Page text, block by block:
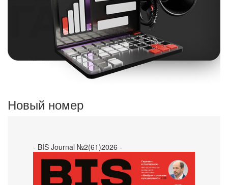
Новый номер
- BIS Journal №2(61)2026 -